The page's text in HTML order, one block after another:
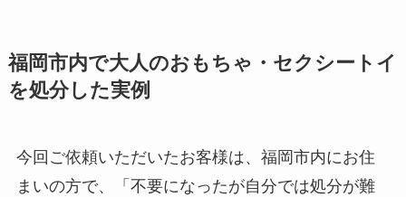
福岡市内で大人のおもちゃ・セクシートイ
を処分した実例
今回ご依頼いただいたお客様は、福岡市内にお住
まいの方で、「不要になったが自分では処分が難